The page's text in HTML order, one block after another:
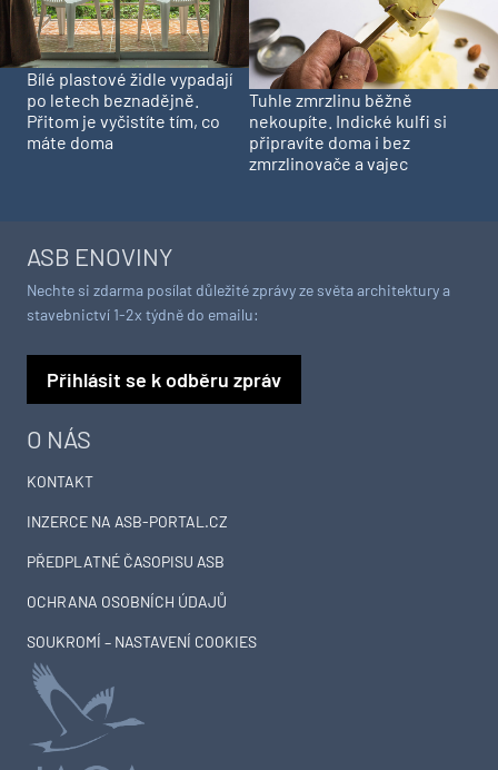
Bílé plastové židle vypadají
po letech beznadějně.
Přitom je vyčistíte tím, co
máte doma
Tuhle zmrzlinu běžně
nekoupíte. Indické kulfi si
připravíte doma i bez
zmrzlinovače a vajec
O NÁS
KONTAKT
INZERCE NA ASB-PORTAL.CZ
PŘEDPLATNÉ ČASOPISU ASB
OCHRANA OSOBNÍCH ÚDAJŮ
SOUKROMÍ – NASTAVENÍ COOKIES
ASB ENOVINY
Nechte si zdarma posílat důležité zprávy ze světa architektury a
stavebnictví 1-2x týdně do emailu:
Přihlásit se k odběru zpráv